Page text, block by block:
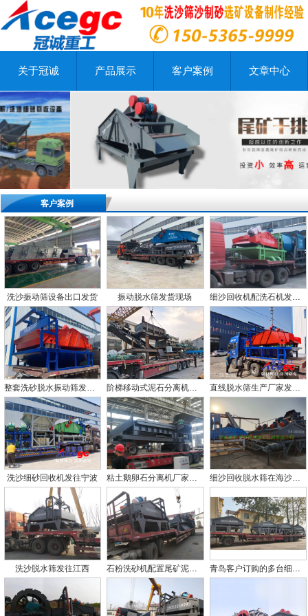
关于冠诚 产品展示 客户案例 文章中心
客户案例
洗沙振动筛设备出口发货 振动脱水筛发货现场 细沙回收机配洗石机发往河南
直线脱水筛生产厂家发货现场
洗沙细砂回收机发往宁波 粘土鹅卵石分离机厂家发货 细沙回收脱水筛在海沙淡化中的应用
洗沙脱水筛发往江西